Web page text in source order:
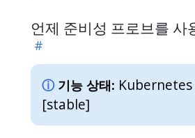
언제 준비성 프로브를 사
기능 상태: Kubernetes
[stable]